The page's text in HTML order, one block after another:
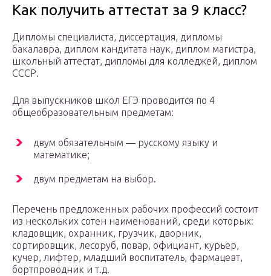
Как получить аттестат за 9 класс?
Дипломы специалиста, диссертация, дипломы
бакалавра, диплом кандитата наук, диплом магистра,
школьный аттестат, дипломы для колледжей, диплом
СССР.
Для выпускников школ ЕГЭ проводится по 4
общеобразовательным предметам:
двум обязательным — русскому языку и
математике;
двум предметам на выбор.
Перечень предложенных рабочих профессий состоит
из нескольких сотен наименований, среди которых:
кладовщик, охранник, грузчик, дворник,
сортировщик, лесоруб, повар, официант, курьер,
кучер, лифтер, младший воспитатель, фармацевт,
бортпроводник и т.д.